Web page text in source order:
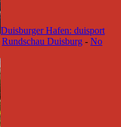
Duisburger Hafen: duisport
Rundschau Duisburg - No